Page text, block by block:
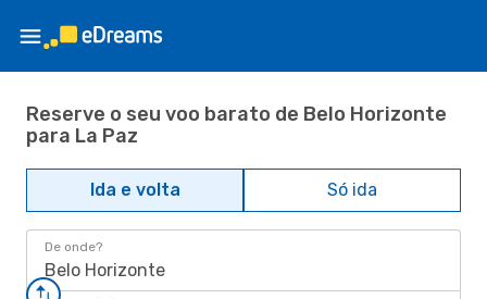
Reserve o seu voo barato de Belo Horizonte
para La Paz
Ida e volta Só ida
De onde?
Belo Horizonte